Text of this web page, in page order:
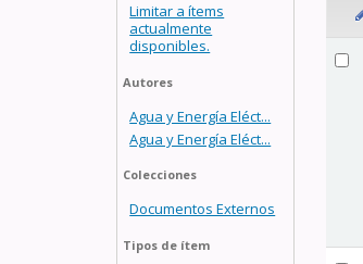
Limitar a ítems
actualmente
disponibles.
Autores
Agua y Energía Eléct...
Agua y Energía Eléct...
Colecciones
Documentos Externos
Tipos de ítem